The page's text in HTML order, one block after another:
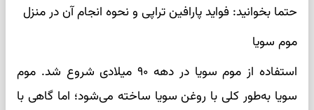
حتما بخوانید: فواید پارافین تراپی و نحوه انجام آن در منزل
موم سویا
استفاده از موم سویا در دهه ۹۰ میلادی شروع شد. موم
سویا به‌طور کلی با روغن سویا ساخته می‌شود؛ اما گاهی با